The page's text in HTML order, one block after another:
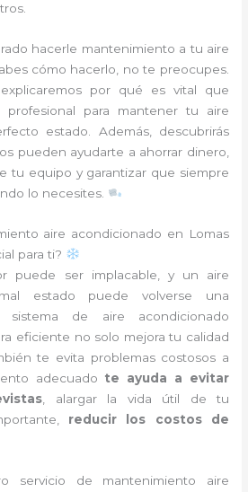
hacerle mantenimiento a tu aire
cómo hacerlo, no te preocupes.
por qué es vital que
profesional para mantener tu aire
estado. Además, descubrirás
pueden ayudarte a ahorrar dinero,
tu equipo y garantizar que siempre
lo necesites.
aire acondicionado en Lomas
para ti?
puede ser implacable, y un aire
estado puede volverse una
sistema de aire acondicionado
eficiente no solo mejora tu calidad
te evita problemas costosos a
adecuado te ayuda a evitar
, alargar la vida útil de tu
reducir los costos de
servicio de mantenimiento aire